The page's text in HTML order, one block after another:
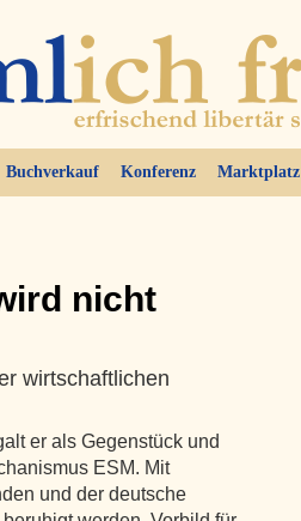
Buchverkauf Konferenz Marktplatz
nicht
wirtschaftlichen
er als Gegenstück und
ESM. Mit
und der deutsche